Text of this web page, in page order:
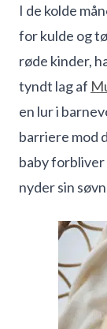
I de kolde
for kulde og
røde kinder,
tyndt lag af
en lur i
barriere mod
baby
nyder sin